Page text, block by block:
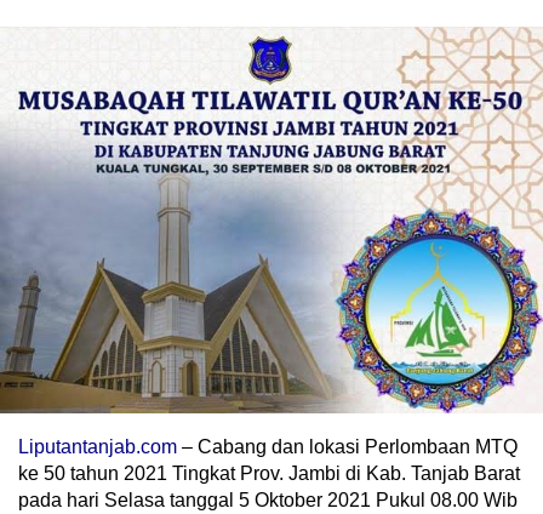
Liputantanjab.com – Cabang dan lokasi Perlombaan MTQ
ke 50 tahun 2021 Tingkat Prov. Jambi di Kab. Tanjab Barat
pada hari Selasa tanggal 5 Oktober 2021 Pukul 08.00 Wib